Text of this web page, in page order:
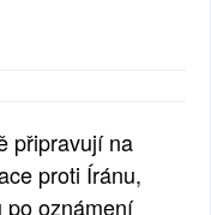
připravují na
proti Íránu,
po oznámení